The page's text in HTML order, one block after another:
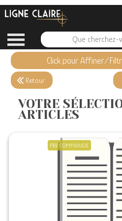
Appliquer ma Sélection
90 ARTICLES
Effacer vos sélections
Informations
Stock en magasin
Click pour Affiner/
Retour
VOTRE
ARTICLES
PRECOMMANDE